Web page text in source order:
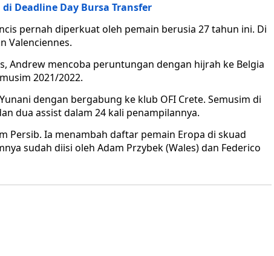
Deadline Day Bursa Transfer
pernah diperkuat oleh pemain berusia 27 tahun ini. Di
Valenciennes.
Andrew mencoba peruntungan dengan hijrah ke Belgia
2021/2022.
dengan bergabung ke klub OFI Crete. Semusim di
dua assist dalam 24 kali penampilannya.
Persib. Ia menambah daftar pemain Eropa di skuad
sudah diisi oleh Adam Przybek (Wales) dan Federico